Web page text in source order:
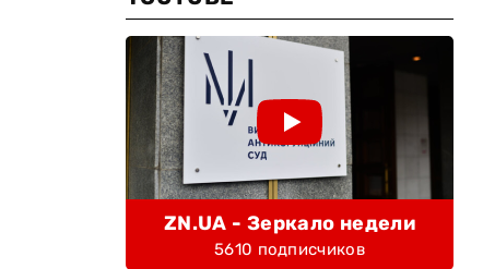
ZN.UA - Зеркало недели
5610 подписчиков